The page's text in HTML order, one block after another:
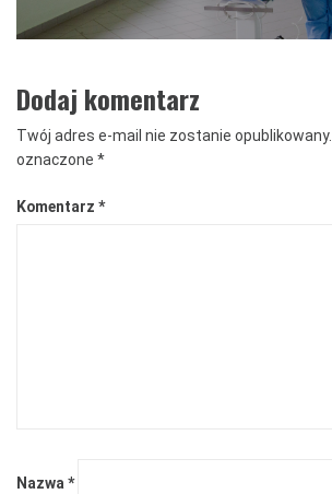
Dodaj komentarz
Twój adres e-mail nie zostanie opublikowany.
oznaczone *
Komentarz *
Nazwa*